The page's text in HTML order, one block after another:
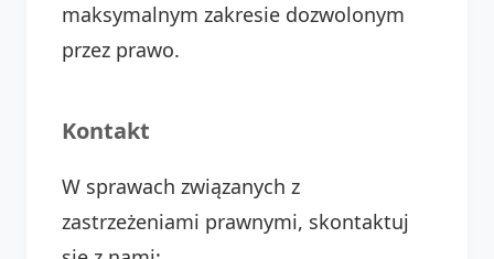
maksymalnym zakresie dozwolonym
przez prawo.
Kontakt
W sprawach związanych z
zastrzeżeniami prawnymi, skontaktuj